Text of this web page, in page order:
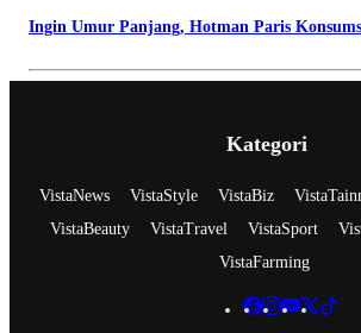
Ingin Umur Panjang, Hotman Paris
Kategori
VistaNews VistaStyle VistaBiz
VistaBeauty
VistaTravel VistaSport
VistaFarming